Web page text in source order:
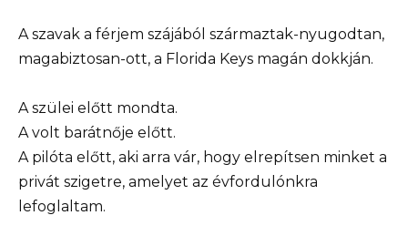
A szavak a férjem szájából származtak-nyugodtan,
magabiztosan-ott, a Florida Keys magán dokkján.
A szülei előtt mondta.
A volt barátnője előtt.
A pilóta előtt, aki arra vár, hogy elrepítsen minket a
privát szigetre, amelyet az évfordulónkra
lefoglaltam.